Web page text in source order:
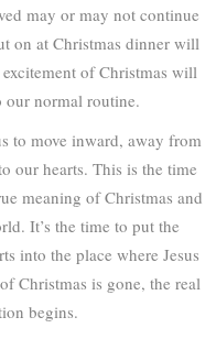
may or may not continue
on at Christmas dinner will
of Christmas will
our normal routine.
to move inward, away from
our hearts. This is the time
meaning of Christmas and
It’s the time to put the
into the place where Jesus
Christmas is gone, the real
begins.